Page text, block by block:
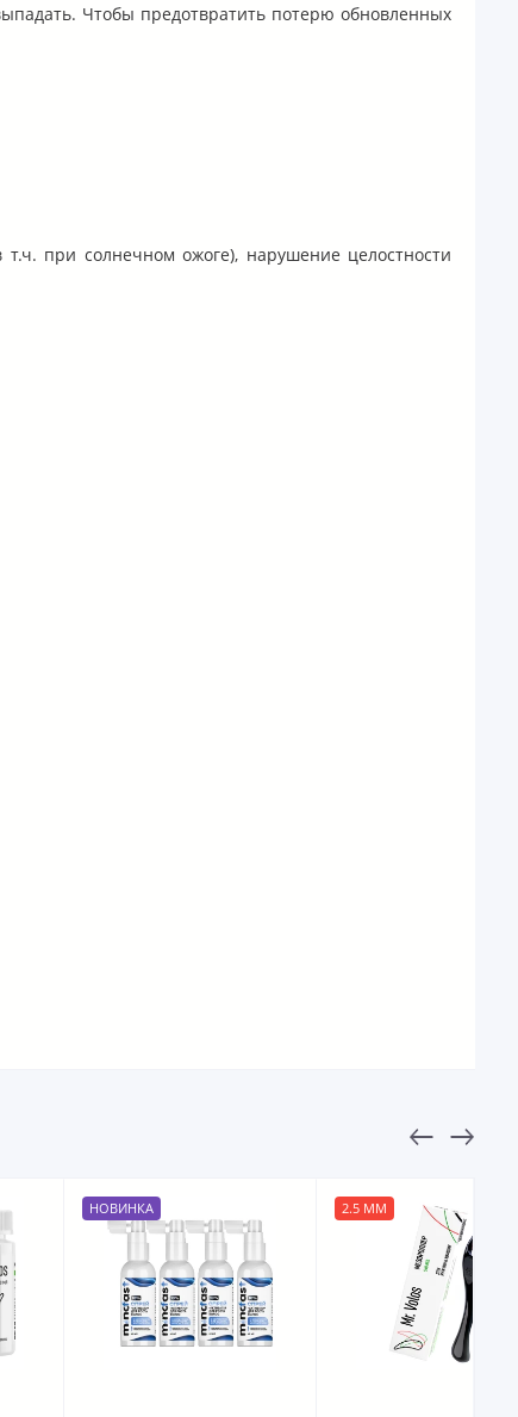
Чтобы предотвратить потерю обновленных
при солнечном ожоге), нарушение целостности